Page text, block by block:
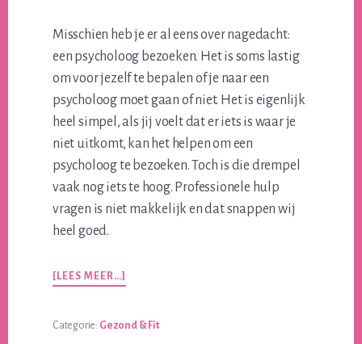
Misschien heb je er al eens over nagedacht:
een psycholoog bezoeken. Het is soms lastig
om voor jezelf te bepalen of je naar een
psycholoog moet gaan of niet. Het is eigenlijk
heel simpel, als jij voelt dat er iets is waar je
niet uitkomt, kan het helpen om een
psycholoog te bezoeken. Toch is die drempel
vaak nog iets te hoog. Professionele hulp
vragen is niet makkelijk en dat snappen wij
heel goed.
[LEES MEER…]
EEN
BEZOEKEN?
Categorie: Gezond & Fit